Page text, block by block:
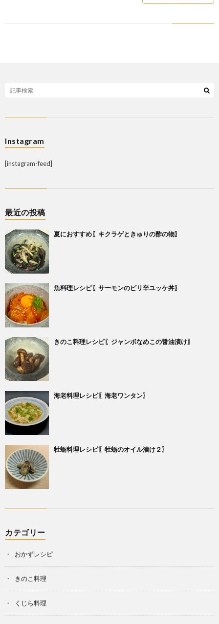
Instagram
[instagram-feed]
最近の投稿
夏におすすめ〖キクラゲときゅりの酢の物〗
魚料理レシピ〖サーモンのピリ辛ユッケ丼〗
きのこ料理レシピ〖ジャンボなめこの醤油漬け〗
海老料理レシピ〖海老ワンタン〗
牡蛎料理レシピ〖牡蛎のオイル漬け２〗
カテゴリー
おかずレシピ
きのこ料理
くじら料理